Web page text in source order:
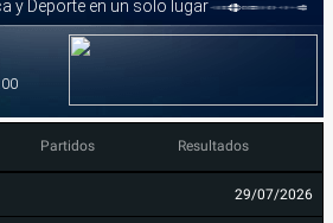
Partidos Resultados
29/07/2026